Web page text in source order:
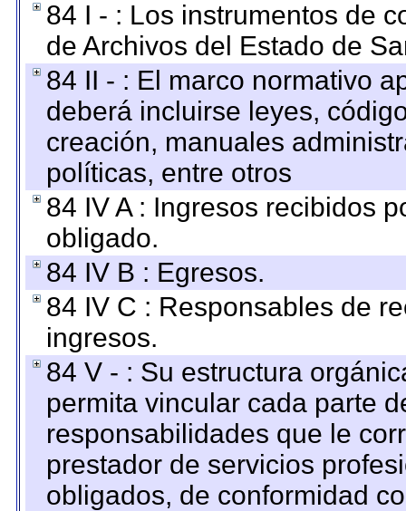
84 I - : Los instrumentos de
de Archivos del Estado de
84 II - : El marco normativo
deberá incluirse leyes,
creación, manuales
políticas, entre otros
84 IV A : Ingresos recibidos
obligado.
84 IV B : Egresos.
84 IV C : Responsables de
ingresos.
84 V - : Su estructura
permita vincular cada parte
responsabilidades que le
prestador de servicios
obligados, de conformidad